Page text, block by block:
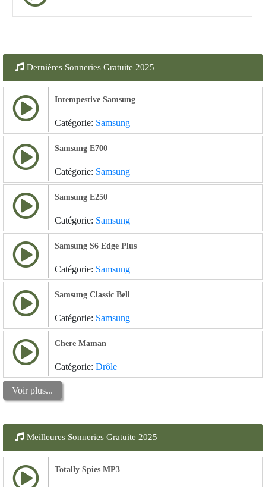
Dernières Sonneries Gratuite 2025
Intempestive Samsung
Catégorie: Samsung
Samsung E700
Catégorie: Samsung
Samsung E250
Catégorie: Samsung
Samsung S6 Edge Plus
Catégorie: Samsung
Samsung Classic Bell
Catégorie: Samsung
Chere Maman
Catégorie: Drôle
Voir plus...
Meilleures Sonneries Gratuite 2025
Totally Spies MP3